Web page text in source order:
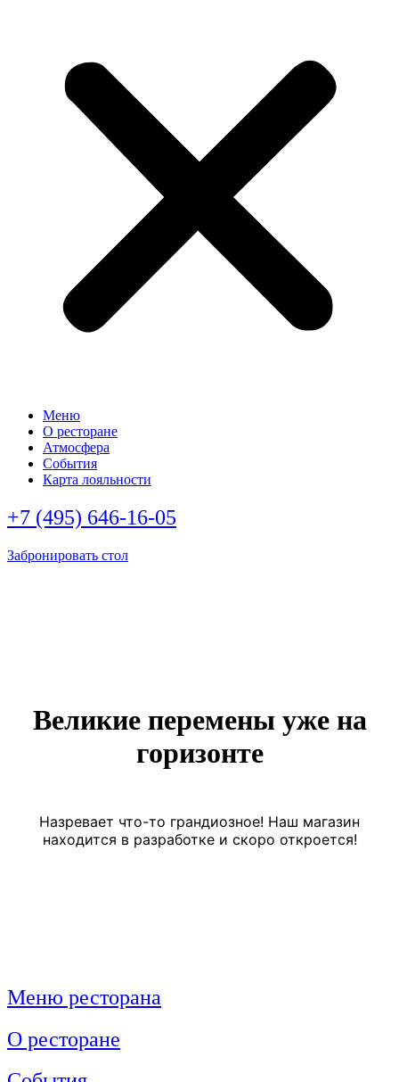
Меню
О ресторане
Атмосфера
События
Карта лояльности
+7 (495) 646-16-05
Забронировать стол
Великие перемены уже на
горизонте
Назревает что-то грандиозное! Наш магазин
находится в разработке и скоро откроется!
Меню ресторана
О ресторане